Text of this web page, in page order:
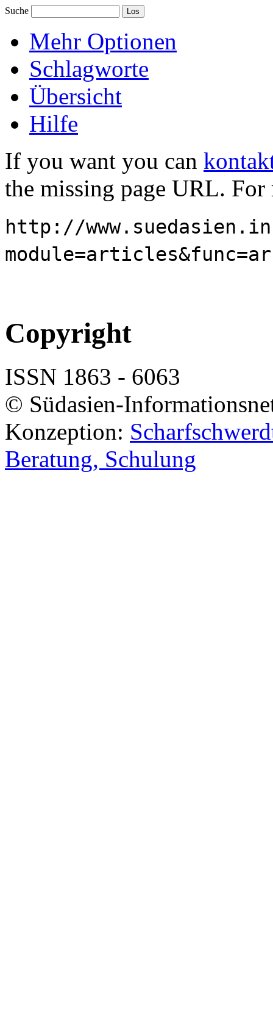
Suche
Mehr Optionen
Schlagworte
Übersicht
Hilfe
If you want you can
the missing page URL.
http://
Copyright
ISSN 1863 - 6063
© Südasien-
Konzeption:
Beratung, Schulung